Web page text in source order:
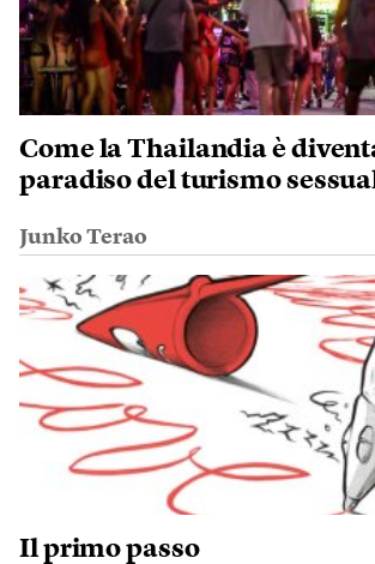
Come la Thailandia è
paradiso del turismo
Junko Terao
Il primo passo